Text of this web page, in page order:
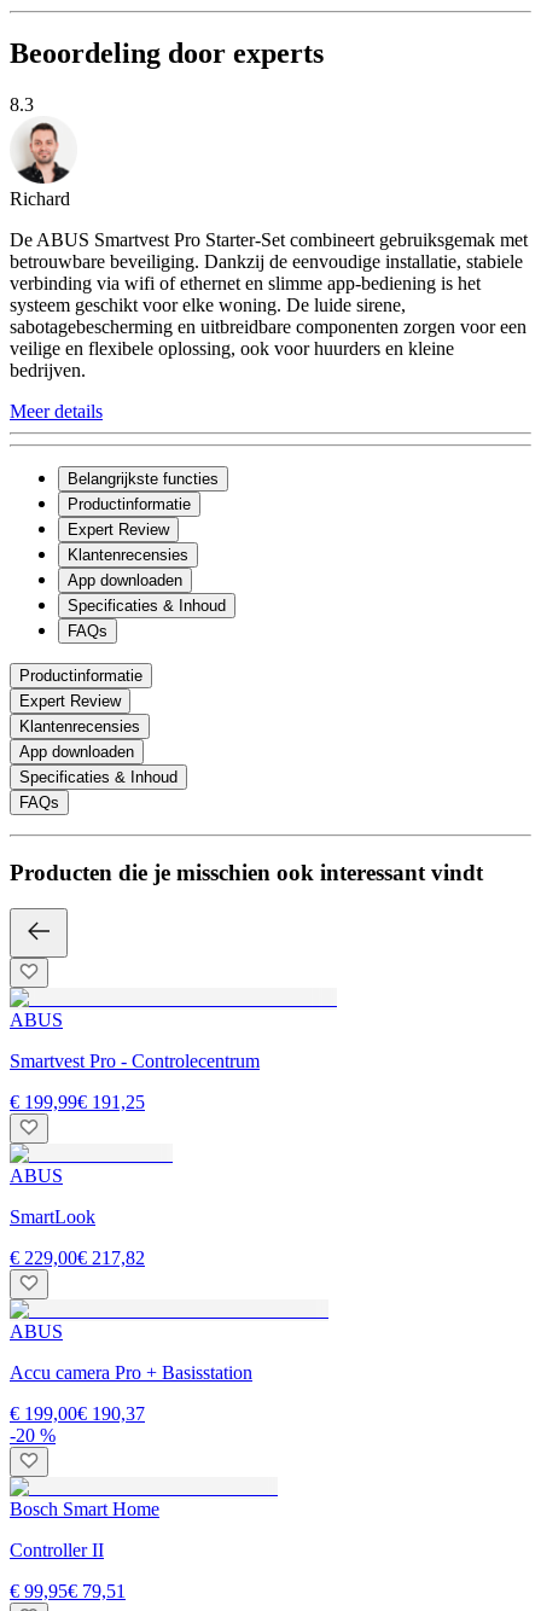
Beoordeling door experts
8.3
Richard
De ABUS Smartvest Pro Starter-Set combineert gebruiksgemak met
betrouwbare beveiliging. Dankzij de eenvoudige installatie, stabiele
verbinding via wifi of ethernet en slimme app-bediening is het
systeem geschikt voor elke woning. De luide sirene,
sabotagebescherming en uitbreidbare componenten zorgen voor een
veilige en flexibele oplossing, ook voor huurders en kleine
bedrijven.
Meer details
Belangrijkste functies
Productinformatie
Expert Review
Klantenrecensies
App downloaden
Specificaties & Inhoud
FAQs
Productinformatie
Expert Review
Klantenrecensies
App downloaden
Specificaties & Inhoud
FAQs
Producten die je misschien ook interessant vindt
ABUS
Smartvest Pro - Controlecentrum
€ 199,99€ 191,25
ABUS
SmartLook
€ 229,00€ 217,82
ABUS
Accu camera Pro + Basisstation
€ 199,00€ 190,37
-20 %
Bosch Smart Home
Controller II
€ 99,95€ 79,51